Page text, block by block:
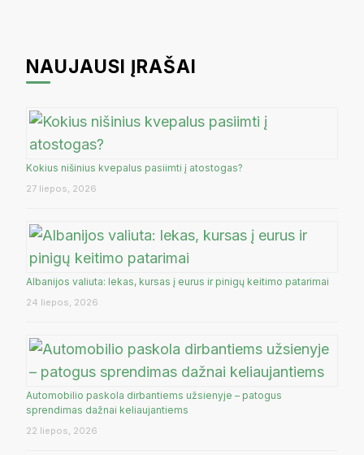
NAUJAUSI ĮRAŠAI
Kokius nišinius kvepalus pasiimti į atostogas?
27 liepos, 2026
Albanijos valiuta: lekas, kursas į eurus ir pinigų keitimo patarimai
24 liepos, 2026
Automobilio paskola dirbantiems užsienyje – patogus
sprendimas dažnai keliaujantiems
22 liepos, 2026